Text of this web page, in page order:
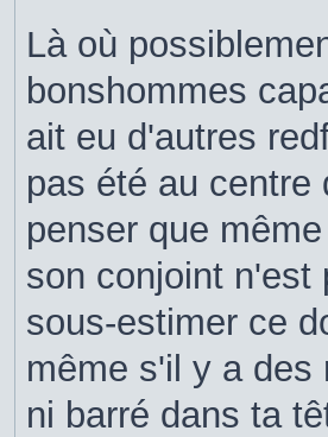
Là où
bonshommes
ait eu d'autres
pas été au centre
penser que
son conjoint n'est
sous-estimer ce
même s'il y a des
ni barré dans ta